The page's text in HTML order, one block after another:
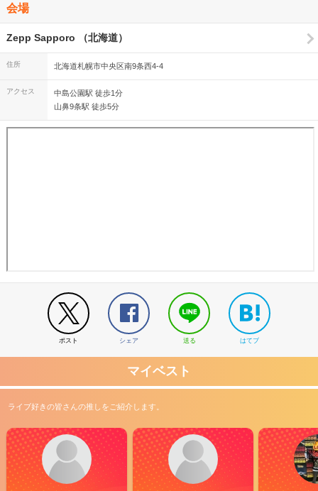
会場
Zepp Sapporo （北海道）
住所 北海道札幌市中央区南9条西4-4
アクセス
中島公園駅 徒歩1分
山鼻9条駅 徒歩5分
ポスト シェア 送る はてブ
マイベスト
ライブ好きの皆さんの推しをご紹介します。